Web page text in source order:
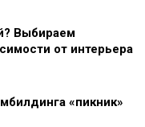
Выбираем
от интерьера
«пикник»